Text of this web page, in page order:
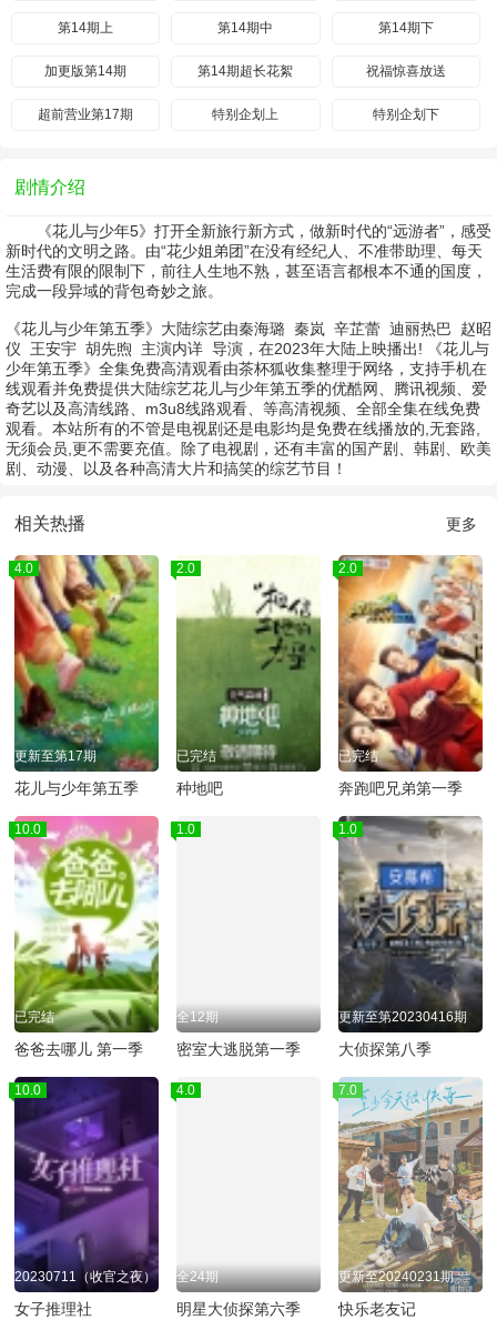
第14期上 第14期中 第14期下
加更版第14期 第14期超长花絮 祝福惊喜放送
超前营业第17期 特别企划上 特别企划下
剧情介绍
《花儿与少年5》打开全新旅行新方式，做新时代的“远游者”，感受
新时代的文明之路。由“花少姐弟团”在没有经纪人、不准带助理、每天
生活费有限的限制下，前往人生地不熟，甚至语言都根本不通的国度，
完成一段异域的背包奇妙之旅。
《花儿与少年第五季》大陆综艺由秦海璐 秦岚 辛芷蕾 迪丽热巴
赵昭
仪
王安宇 胡先煦 主演内详 导演，在2023年大陆上映播出! 《花儿与
少年第五季》全集免费高清观看由茶杯狐收集整理于网络，支持手机在
线观看并免费提供大陆综艺花儿与少年第五季的优酷网、腾讯视频、爱
奇艺以及高清线路、m3u8线路观看、等高清视频、全部全集在线免费
观看。本站所有的不管是电视剧还是电影均是免费在线播放的,无套路,
无须会员,更不需要充值。除了电视剧，还有丰富的国产剧、韩剧、欧美
剧、动漫、以及各种高清大片和搞笑的综艺节目！
相关热播 更多
4.0
更新至第17期
花儿与少年第五季
2.0
已完结
种地吧
2.0
已完结
奔跑吧兄弟第一季
10.0
已完结
爸爸去哪儿 第一季
1.0
全12期
密室大逃脱第一季
1.0
更新至第20230416期
大侦探第八季
10.0
20230711（收官之夜）
女子推理社
4.0
全24期
明星大侦探第六季
7.0
更新至20240231期
快乐老友记